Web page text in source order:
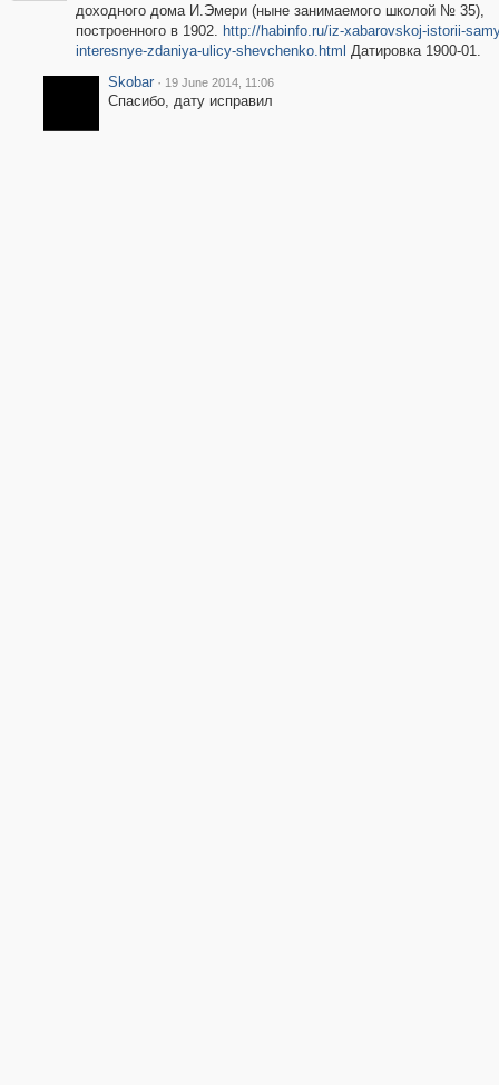
доходного дома И.Эмери (ныне занимаемого школой № 35),
построенного в 1902. http://habinfo.ru/iz-xabarovskoj-istorii-
interesnye-zdaniya-ulicy-shevchenko.html Датировка 1900-01.
Skobar · 19 June 2014, 11:06
Спасибо, дату исправил